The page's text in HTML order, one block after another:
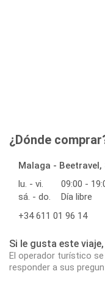
¿Dónde
Malaga -
lu. - vi.
09:00 -
sá. - do.
Día libre
+34 611 01 96 14
Si le gusta este viaje,
El operador turístico
responder a sus